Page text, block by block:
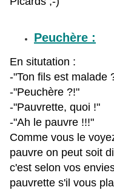
Peuchère :
En situtation :
-"Ton fils est malade
-"Peuchère ?!"
-"Pauvrette, quoi !"
-"Ah le pauvre !!!"
Comme vous le
pauvre on peut soit
c'est selon vos
pauvrette s'il vous